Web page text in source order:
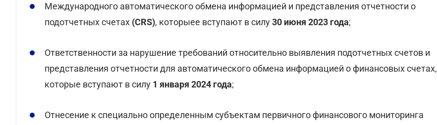
Международного автоматического обмена информацией и представления отчетности о
подотчетных счетах (CRS), которыее вступают в силу30 июня 2023 года;
Ответственности за нарушение требований относительно выявления подотчетных счетов и
представления отчетности для автоматического обмена информацией о финансовых счетах,
которые вступают в силу 1 января 2024 года;
Отнесение к специально определенным субъектам первичного финансового мониторинга